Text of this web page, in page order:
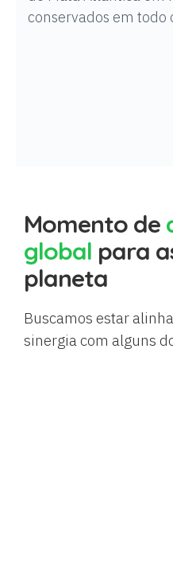
conservados em todo
Momento de
global para
planeta
Buscamos estar
sinergia com alguns